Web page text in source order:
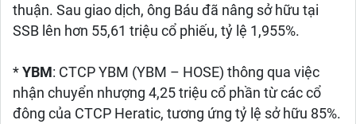
thuận. Sau giao dịch, ông Báu đã nâng sở hữu tại
SSB lên hơn 55,61 triệu cổ phiếu, tỷ lệ 1,955%.
* YBM : CTCP YBM (YBM – HOSE) thông qua việc
nhận chuyển nhượng 4,25 triệu cổ phần từ các cổ
đông của CTCP Heratic, tương ứng tỷ lệ sở hữu 85%.